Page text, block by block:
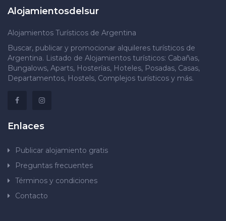
Alojamientosdelsur
Alojamientos Turísticos de Argentina
Buscar, publicar y promocionar alquileres turísticos de
Argentina. Listado de Alojamientos turísticos: Cabañas,
Bungalows, Aparts, Hosterías, Hoteles, Posadas, Casas,
Departamentos, Hostels, Complejos turísticos y más.
Enlaces
Publicar alojamiento gratis
Preguntas frecuentes
Términos y condiciones
Contacto